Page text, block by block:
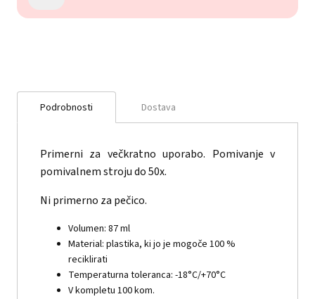
Podrobnosti Dostava
Primerni za večkratno uporabo. Pomivanje v
pomivalnem stroju do 50x.
Ni primerno za pečico.
Volumen: 87 ml
Material: plastika, ki jo je mogoče 100 %
reciklirati
Temperaturna toleranca: -18°C/+70°C
V kompletu 100 kom.